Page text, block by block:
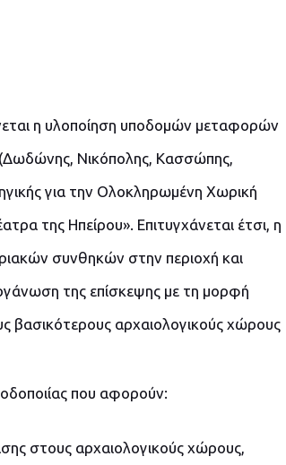
η υλοποίηση υποδομών μεταφορών
Νικόπολης, Κασσώπης,
για την Ολοκληρωμένη Χωρική
της Ηπείρου». Επιτυγχάνεται έτσι, η
συνθηκών στην περιοχή και
της επίσκεψης με τη μορφή
βασικότερους αρχαιολογικούς χώρους
που αφορούν:
στους αρχαιολογικούς χώρους,